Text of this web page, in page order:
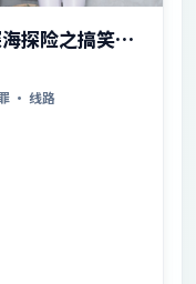
探险之搞笑日
· 线路